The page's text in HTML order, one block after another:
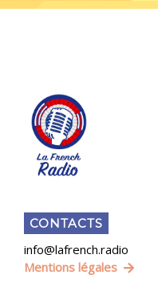
CONTACTS
info@lafrench.radio
Mentions légales